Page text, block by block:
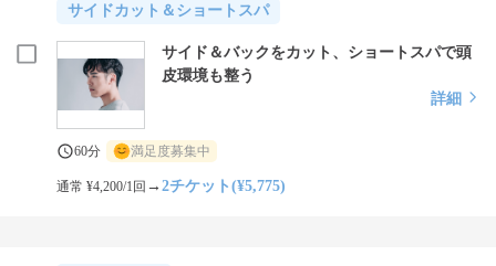
サイドカット＆ショートスパ
サイド＆バックをカット、ショートスパで頭
皮環境も整う
詳細
60分 満足度募集中
通常 ¥4,200/1回 →2チケット(¥5,775)